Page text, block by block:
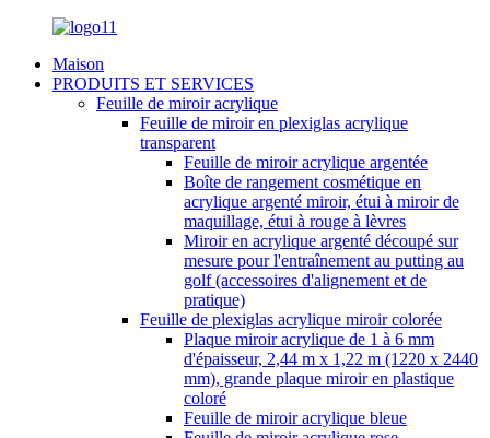
Maison
PRODUITS ET SERVICES
Feuille de miroir acrylique
Feuille de miroir en plexiglas acrylique
transparent
Feuille de miroir acrylique argentée
Boîte de rangement cosmétique en
acrylique argenté miroir, étui à miroir de
maquillage, étui à rouge à lèvres
Miroir en acrylique argenté découpé sur
mesure pour l'entraînement au putting au
golf (accessoires d'alignement et de
pratique)
Feuille de plexiglas acrylique miroir colorée
Plaque miroir acrylique de 1 à 6 mm
d'épaisseur, 2,44 m x 1,22 m (1220 x 2440
mm), grande plaque miroir en plastique
coloré
Feuille de miroir acrylique bleue